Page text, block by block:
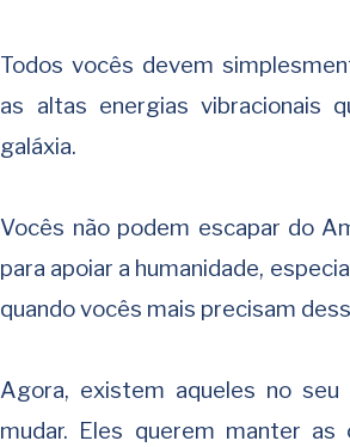
Todos vocês devem
as altas energias vibracionais
galáxia.
Vocês não podem escapar do
para apoiar a humanidade,
quando vocês mais precisam
Agora, existem aqueles no
mudar. Eles querem manter